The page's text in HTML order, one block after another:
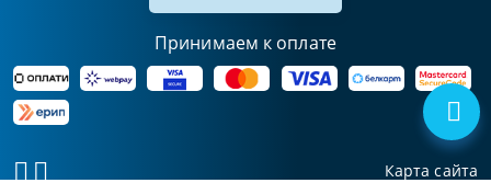
Принимаем к оплате
Карта сайта